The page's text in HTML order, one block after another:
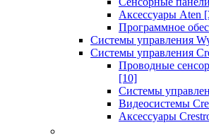
Аксессуары Aten
Программное
Системы управления
Системы управления
Проводные
[10]
Системы
Видеосистемы
Аксессуары